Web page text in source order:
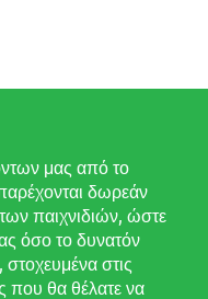
μας από το
δωρεάν
παιχνιδιών, ώστε
όσο το δυνατόν
στοχευμένα στις
που θα θέλατε να